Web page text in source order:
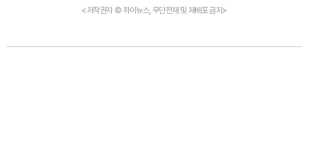
<저작권자 © 하이뉴스, 무단전재 및 재배포 금지>